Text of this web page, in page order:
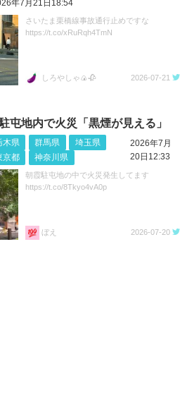
年7月21日18:54
さいたま栗橋線事故通行止めですな
https://t.co/xRuRqh4TmN
しろやしゃ🍙🥀 2026-07-21
屯地内で火災「黒煙が見える」
木県 群馬県
埼玉県
京都 神奈川県
2026年7月
20日12:33
朝霞駐屯地の中で火災発生してます
https://t.co/8Tkyo4vA0p
ぼえ 2026-07-20